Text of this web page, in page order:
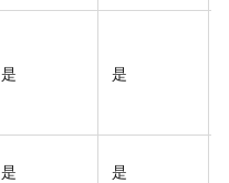
是 是
是 是